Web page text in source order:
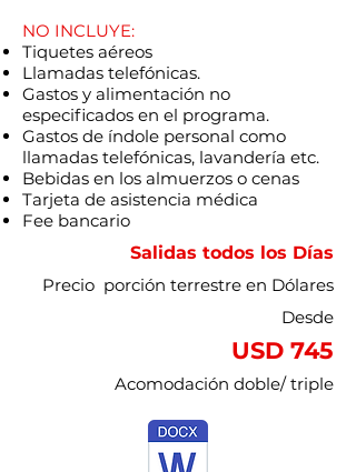
NO INCLUYE:
Tiquetes aéreos
Llamadas telefónicas.
Gastos y alimentación no
especificados en el programa.
Gastos de índole personal como
llamadas telefónicas, lavandería etc.
Bebidas en los almuerzos o cenas
Tarjeta de asistencia médica
Fee bancario
Salidas todos los Días
Precio porción terrestre en Dólares
Desde
USD 745
Acomodación doble/ triple